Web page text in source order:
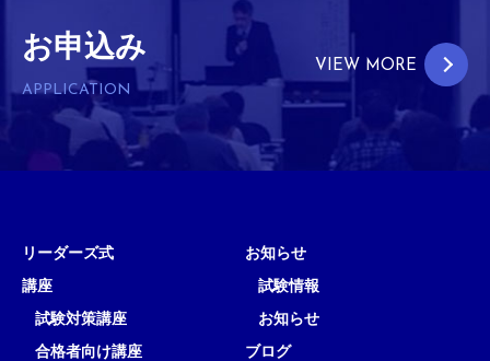
お申込み
APPLICATION
VIEW MORE
リーダーズ式
講座
試験対策講座
合格者向け講座
お知らせ
試験情報
お知らせ
ブログ